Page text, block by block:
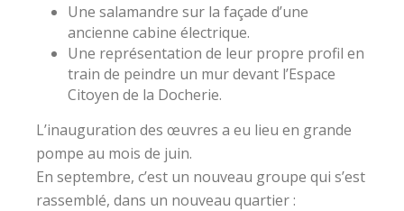
Une salamandre sur la façade d’une
ancienne cabine électrique.
Une représentation de leur propre profil en
train de peindre un mur devant l’Espace
Citoyen de la Docherie.
L’inauguration des œuvres a eu lieu en grande
pompe au mois de juin.
En septembre, c’est un nouveau groupe qui s’est
rassemblé, dans un nouveau quartier :